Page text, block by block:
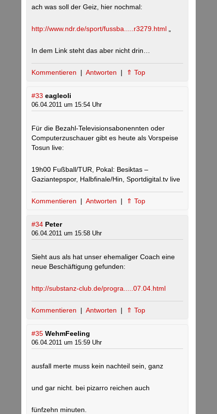
ach was soll der Geiz, hier nochmal:
http://www.ndr.de/sport/fussba.....r3279.html
In dem Link steht das aber nicht drin…
Kommentieren | Antworten | ⇑ Top
#33 eagleoli
06.04.2011 um 15:54 Uhr
Für die Bezahl-Televisionsabonennten oder
Computerzuschauer gibt es heute als Vorspeise
Tosun live:
19h00 Fußball/TUR, Pokal: Besiktas –
Gaziantepspor, Halbfinale/Hin, Sportdigital.tv live
Kommentieren | Antworten | ⇑ Top
#34 Peter
06.04.2011 um 15:58 Uhr
Sieht aus als hat unser ehemaliger Coach eine
neue Beschäftigung gefunden:
http://substanz-club.de/progra.....07.04.html
Kommentieren | Antworten | ⇑ Top
#35 WehmFeeling
06.04.2011 um 15:59 Uhr
ausfall merte muss kein nachteil sein, ganz
und gar nicht. bei pizarro reichen auch
fünfzehn minuten.